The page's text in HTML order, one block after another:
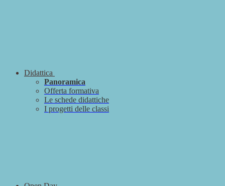
Didattica
Panoramica
Offerta formativa
Le schede didattiche
I progetti delle classi